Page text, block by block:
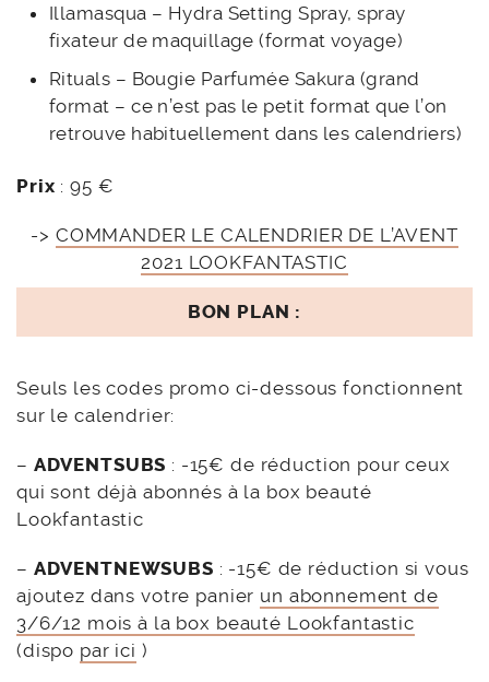
Illamasqua – Hydra Setting Spray, spray
fixateur de maquillage (format voyage)
Rituals – Bougie Parfumée Sakura (grand
format – ce n’est pas le petit format que l’on
retrouve habituellement dans les calendriers)
Prix : 95 €
-> COMMANDER LE CALENDRIER DE L’AVENT
2021 LOOKFANTASTIC
BON PLAN :
Seuls les codes promo ci-dessous fonctionnent
sur le calendrier:
– ADVENTSUBS : -15€ de réduction pour ceux
qui sont déjà abonnés à la box beauté
Lookfantastic
– ADVENTNEWSUBS : -15€ de réduction si vous
ajoutez dans votre panier un abonnement de
3/6/12 mois à la box beauté Lookfantastic
(dispo par ici )